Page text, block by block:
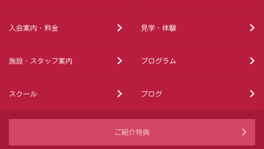
入会案内・料金 見学・体験
施設・スタッフ案内 プログラム
スクール ブログ
ご紹介特典